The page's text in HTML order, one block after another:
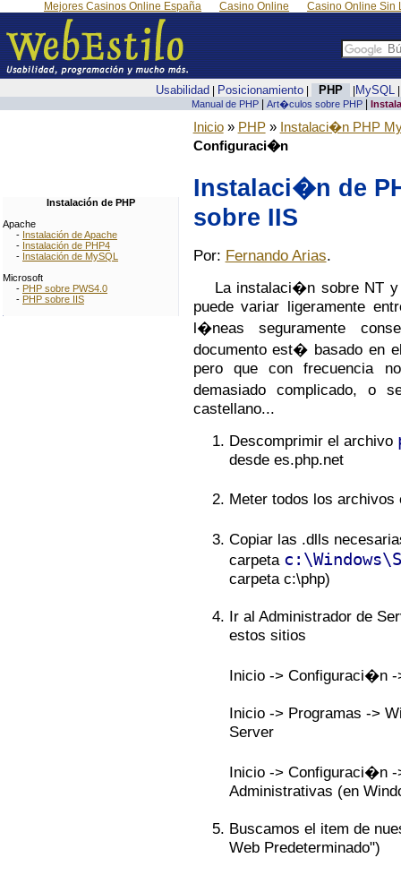
Mejores Casinos Online España Casino Online Casino Online Sin
Usabilidad Posicionamiento PHP MySQL
Manual de PHP| Art�culos sobre PHP|
Inicio» PHP» Instalaci�n PHP
Configuraci�n
Instalaci�n de
sobre IIS
Por: Fernando Arias.
La instalaci�n sobre NT y
puede variar ligeramente
l�neas seguramente
documento est� basado en
pero que con frecuencia
demasiado complicado, o
castellano...
Descomprimir el archivo
desde es.php.net
Meter todos los archivos
Copiar las .dlls
carpeta
carpeta c:\php)
Ir al Administrador de
estos sitios
Inicio -> Configuraci�n -
Inicio -> Programas ->
Server
Inicio -> Configuraci�n -
Administrativas (en
Buscamos el item de
Web Predeterminado")
Instalación de PHP
Apache
- Instalación de Apache
- Instalación de PHP4
- Instalación de MySQL
Microsoft
- PHP sobre PWS4.0
- PHP sobre IIS